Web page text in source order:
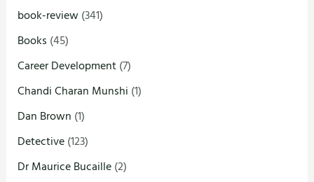
book-review(341)
Books (45)
Career Development(7)
Chandi Charan Munshi (1)
Dan Brown (1)
Detective(123)
Dr Maurice Bucaille(2)